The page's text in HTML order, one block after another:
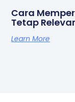
Cara
Tetap
Learn More